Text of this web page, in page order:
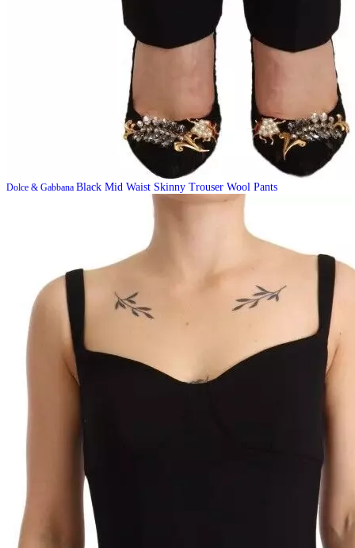
Dolce & Gabbana Black Mid Waist Skinny Trouser Wool Pants